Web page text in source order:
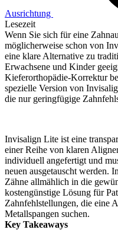
Ausrichtung
Lesezeit
Wenn Sie sich für eine
möglicherweise schon von
eine klare Alternative zu
Erwachsene und Kinder
Kieferorthopädie-Korrektur
spezielle Version von
die nur geringfügige
Invisalign Lite ist eine
einer Reihe von klaren
individuell angefertigt und
neuen ausgetauscht werden.
Zähne allmählich in die
kostengünstige Lösung für
Zahnfehlstellungen, die eine
Metallspangen suchen.
Key Takeaways